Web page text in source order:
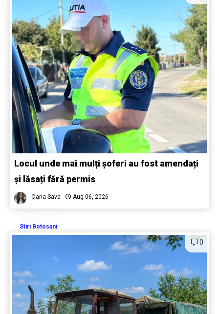
Locul unde mai mulți șoferi au fost amendați
și lăsați fără permis
Oana Sava Aug 06, 2026
Stiri Botosani
0